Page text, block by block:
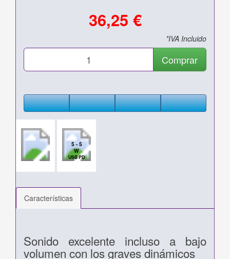
36,25 €
*IVA Incluido
Comprar
5 - 5
W
USB PD
Características
Sonido excelente incluso a bajo
volumen con los graves dinámicos